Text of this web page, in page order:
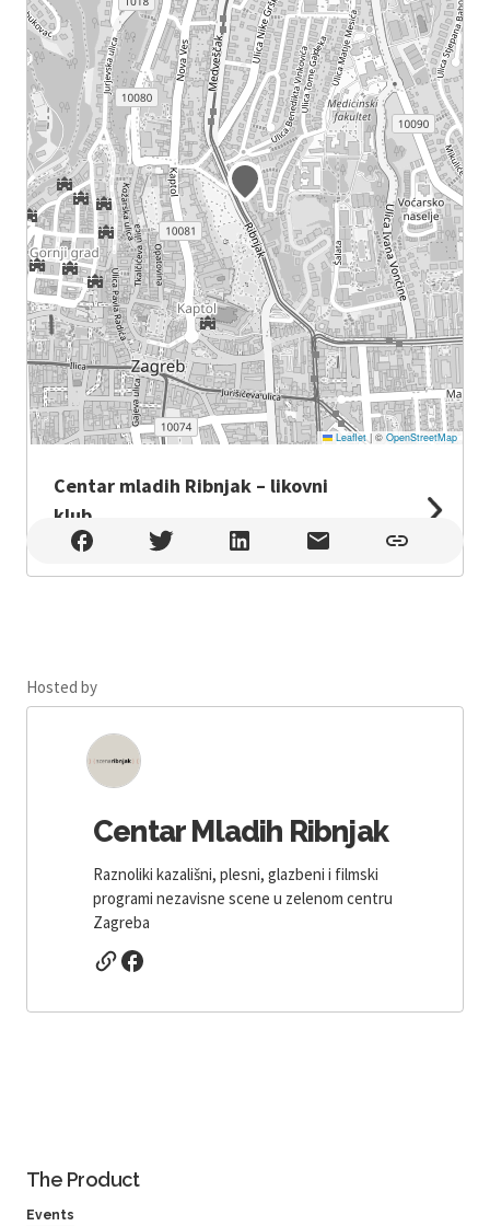
Leaflet |© OpenStreetMap
Centar mladih Ribnjak – likovni
klub
Centar mladih Ribnjak – likovni klub , Zagreb
Hosted by
Centar Mladih Ribnjak
Raznoliki kazališni, plesni, glazbeni i filmski
programi nezavisne scene u zelenom centru
Zagreba
The Product
Events